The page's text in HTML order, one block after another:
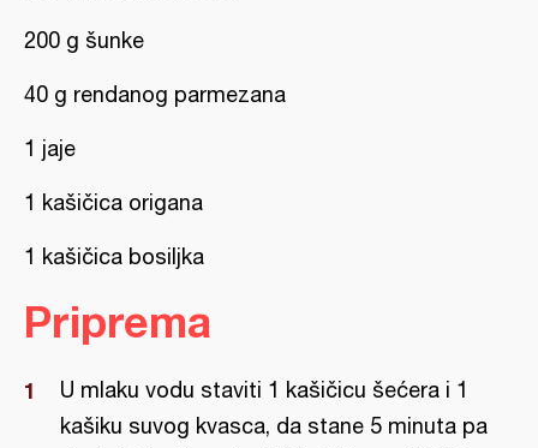
200 g šunke
40 g rendanog parmezana
1 jaje
1 kašičica origana
1 kašičica bosiljka
Priprema
U mlaku vodu staviti 1 kašičicu šećera i 1
kašiku suvog kvasca, da stane 5 minuta pa